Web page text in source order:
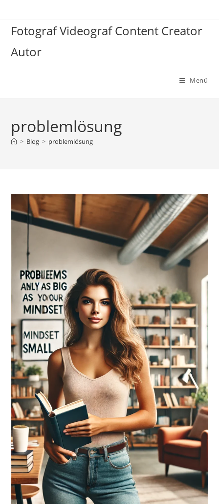
springen
Fotograf Videograf Content Creator
Autor
Menü
problemlösung
> Blog > problemlösung